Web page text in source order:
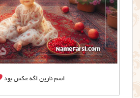
اسم نارین اگه عکس بود